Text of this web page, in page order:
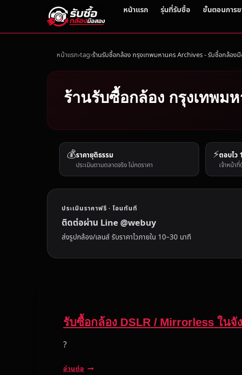
หน้าแรก รุ่นที่รับซื้อ ขั้นตอนการ
หน้าแรก tag ร้านรับซื้อกล้อง กรุงเทพมหานคร Archives - รับซื้อกล้อง
ร้านรับซื้อกล้อง กรุงเทพม
💰ราคายุติธรรม
ประเมินตามตลาดจริง ไม่กดราคา
⚡ตอบไว
เจ้าหน้า
ประเมินราคาฟรี · โอนทันที
ติดต่อผ่าน Line @webuy
ส่งรูปกล้อง/เลนส์ รับราคาไวภายใน 10–30 นาที
รับซื้อกล้อง DSLR / Mirrorless ใน
?
อ่านต่อ